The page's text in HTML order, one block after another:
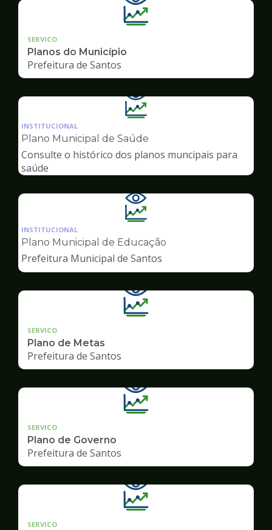
SERVICO
Planos do Município
Prefeitura de Santos
Ilustração
da
pagina
de
Transparência
INSTITUCIONAL
Plano Municipal de Saúde
Consulte o histórico dos planos muncipais para
saúde
Ilustração
da
pagina
de
Transparência
INSTITUCIONAL
Plano Municipal de Educação
Prefeitura Municipal de Santos
SERVICO
Plano de Metas
Prefeitura de Santos
SERVICO
Plano de Governo
Prefeitura de Santos
SERVICO